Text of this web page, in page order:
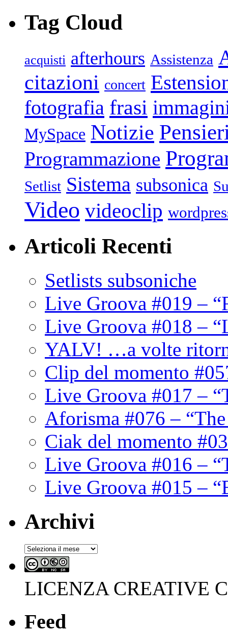
Tag Cloud
acquisti afterhours Assistenza
citazioni concert
fotografia frasi
MySpace Notizie
Programmazione
Setlist Sistema subsonica
Video videoclip
Articoli Recenti
Setlists subsoniche
Live Groova #019 –
Live Groova #018 –
YALV! …a volte
Clip del momento
Live Groova #017 –
Aforisma #076 –
Ciak del momento
Live Groova #016 –
Live Groova #015 –
Archivi
Archivi
LICENZA CREATIVE
Feed